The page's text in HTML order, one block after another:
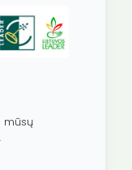
mūsų